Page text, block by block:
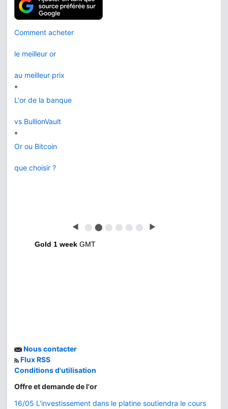
Comment acheter
le meilleur or
au meilleur prix
*
L'or de la banque
vs BullionVault
*
Or ou Bitcoin
que choisir ?
◀ ⬤ ⬤ ⬤ ⬤ ⬤ ⬤ ▶
Gold 1 week GMT
Nous contacter
Flux RSS
Conditions d'utilisation
Offre et demande de l'or
16/05 L'investissement dans le platine soutiendra le cours